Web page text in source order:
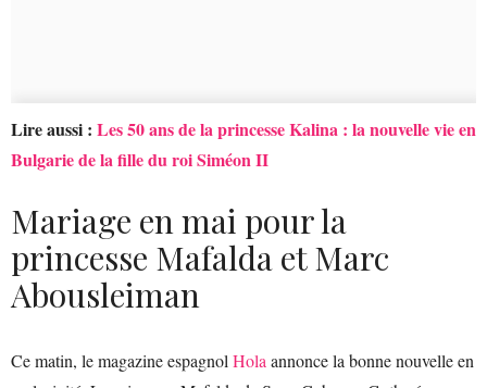
Lire aussi : Les 50 ans de la princesse Kalina : la nouvelle vie en
Bulgarie de la fille du roi Siméon II
Mariage en mai pour la
princesse Mafalda et Marc
Abousleiman
Ce matin, le magazine espagnol Hola annonce la bonne nouvelle en